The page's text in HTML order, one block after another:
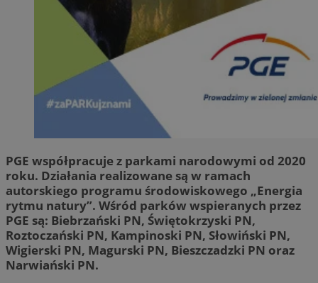
PGE współpracuje z parkami narodowymi od 2020
roku. Działania realizowane są w ramach
autorskiego programu środowiskowego „Energia
rytmu natury”. Wśród parków wspieranych przez
PGE są: Biebrzański PN, Świętokrzyski PN,
Roztoczański PN, Kampinoski PN, Słowiński PN,
Wigierski PN, Magurski PN, Bieszczadzki PN oraz
Narwiański PN.